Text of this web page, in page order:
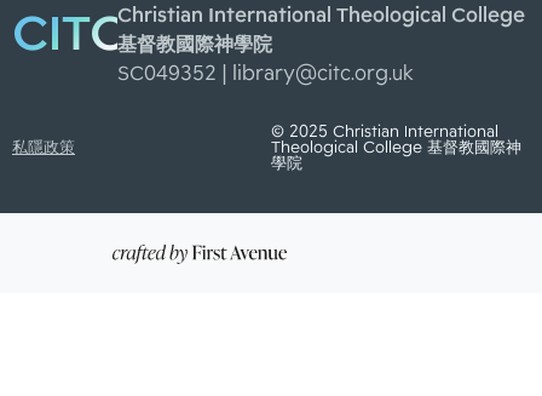
CITCChristian International Theological College
基督教國際神學院
SC049352 |
library@citc.org.uk
私隱政策
© 2025 Christian International
Theological College 基督教國際神
學院